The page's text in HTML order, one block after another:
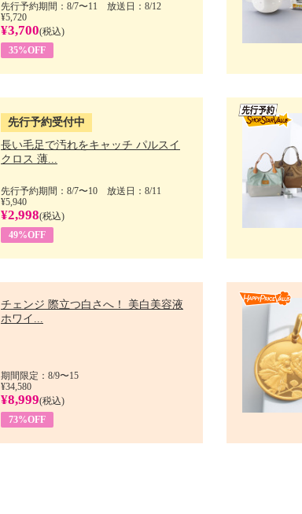
先行予約期間：8/7〜11 放送日：8/12
¥5,720
¥3,700(税込)
35%OFF
先行予約受付中
長い毛足で汚れをキャッチ パルスイ
クロス 薄...
先行予約期間：8/7〜10 放送日：8/11
¥5,940
¥2,998(税込)
49%OFF
チェンジ 際立つ白さへ！ 美白美容液
ホワイ...
期間限定：8/9〜15
¥34,580
¥8,999(税込)
73%OFF